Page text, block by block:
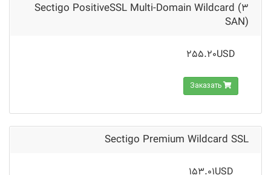
Sectigo PositiveSSL Multi-Domain Wildcard (3
SAN)
255.20USD
Заказать
Sectigo Premium Wildcard SSL
153.01USD